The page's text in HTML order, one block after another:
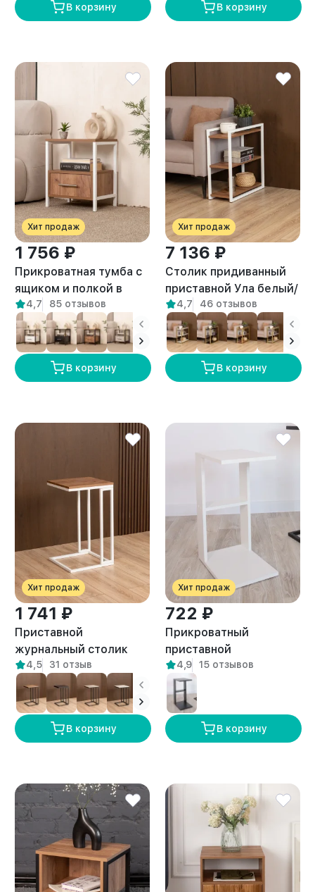
В корзину В корзину
Хит продаж
1 756 ₽
Прикроватная тумба с
ящиком и полкой в
стиле лофт Томо
белый/амаретто
4,7 85 отзывов
В корзину
Хит продаж
7 136 ₽
Столик придиванный
приставной Ула белый/
амаретто
4,7 46 отзывов
В корзину
Хит продаж
1 741 ₽
Приставной
журнальный столик
Римо белый/амаретто
4,5 31 отзыв
В корзину
Хит продаж
722 ₽
Прикроватный
приставной
журнальный столик
Вейна белый
4,9 15 отзывов
В корзину